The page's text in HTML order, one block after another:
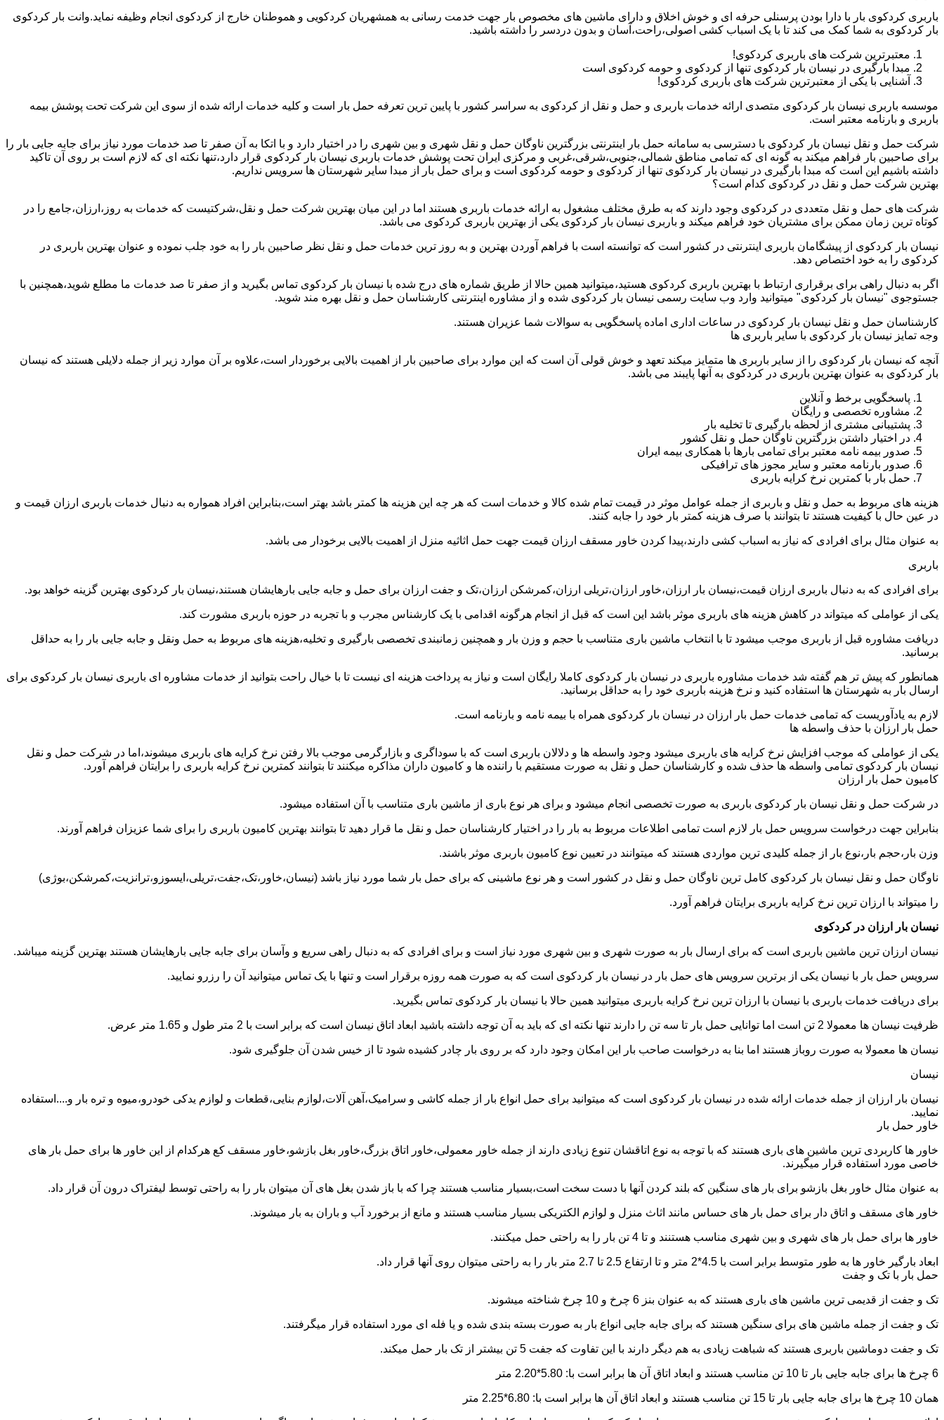
باربری کردکوی بار با دارا بودن پرسنلی حرفه ای و خوش اخلاق و دارای ماشین های مخصوص بار جهت خدمت رسانی به همشهریان کردکویی و هموطنان خارج از کردکوی انجام وظیفه نماید.وانت بار کردکوی
بار کردکوی به شما کمک می کند تا با یک اسباب کشی اصولی،راحت،آسان و بدون دردسر را داشته باشید.
معتبرترین شرکت های باربری کردکوی!
مبدا بارگیری در نیسان بار کردکوی تنها از کردکوی و حومه کردکوی است
آشنایی با یکی از معتبرترین شرکت های باربری کردکوی!
موسسه باربری نیسان بار کردکوی متصدی ارائه خدمات باربری و حمل و نقل از کردکوی به سراسر کشور با پایین ترین تعرفه حمل بار است و کلیه خدمات ارائه شده از سوی این شرکت تحت پوشش بیمه
باربری و بارنامه معتبر است.
شرکت حمل و نقل نیسان بار کردکوی با دسترسی به سامانه حمل بار اینترنتی بزرگترین ناوگان حمل و نقل شهری و بین شهری را در اختیار دارد و با اتکا به آن صفر تا صد خدمات مورد نیاز برای جابه جایی بار را
برای صاحبین بار فراهم میکند به گونه ای که تمامی مناطق شمالی،جنوبی،شرقی،غربی و مرکزی ایران تحت پوشش خدمات باربری نیسان بار کردکوی قرار دارد،تنها نکته ای که لازم است بر روی آن تاکید
داشته باشیم این است که مبدا بارگیری در نیسان بار کردکوی تنها از کردکوی و حومه کردکوی است و برای حمل بار از مبدا سایر شهرستان ها سرویس نداریم.
بهترین شرکت حمل و نقل در کردکوی کدام است؟
شرکت های حمل و نقل متعددی در کردکوی وجود دارند که به طرق مختلف مشغول به ارائه خدمات باربری هستند اما در این میان بهترین شرکت حمل و نقل،شرکتیست که خدمات به روز،ارزان،جامع را در
کوتاه ترین زمان ممکن برای مشتریان خود فراهم میکند و باربری نیسان بار کردکوی یکی از بهترین باربری کردکوی می باشد.
نیسان بار کردکوی از پیشگامان باربری اینترنتی در کشور است که توانسته است با فراهم آوردن بهترین و به روز ترین خدمات حمل و نقل نظر صاحبین بار را به خود جلب نموده و عنوان بهترین باربری در
کردکوی را به خود اختصاص دهد.
اگر به دنبال راهی برای برقراری ارتباط با بهترین باربری کردکوی هستید،میتوانید همین حالا از طریق شماره های درج شده با نیسان بار کردکوی تماس بگیرید و از صفر تا صد خدمات ما مطلع شوید،همچنین با
جستوجوی "نیسان بار کردکوی" میتوانید وارد وب سایت رسمی نیسان بار کردکوی شده و از مشاوره اینترنتی کارشناسان حمل و نقل بهره مند شوید.
کارشناسان حمل و نقل نیسان بار کردکوی در ساعات اداری اماده پاسخگویی به سوالات شما عزیران هستند.
وجه تمایز نیسان بار کردکوی با سایر باربری ها
آنچه که نیسان بار کردکوی را از سایر باربری ها متمایز میکند تعهد و خوش قولی آن است که این موارد برای صاحبین بار از اهمیت بالایی برخوردار است،علاوه بر آن موارد زیر از جمله دلایلی هستند که نیسان
بار کردکوی به عنوان بهترین باربری در کردکوی به آنها پایبند می باشد.
پاسخگویی برخط و آنلاین
مشاوره تخصصی و رایگان
پشتیبانی مشتری از لحظه بارگیری تا تخلیه بار
در اختیار داشتن بزرگترین ناوگان حمل و نقل کشور
صدور بیمه نامه معتبر برای تمامی بارها با همکاری بیمه ایران
صدور بارنامه معتبر و سایر مجوز های ترافیکی
حمل بار با کمترین نرخ کرایه باربری
هزینه های مربوط به حمل و نقل و باربری از جمله عوامل موثر در قیمت تمام شده کالا و خدمات است که هر چه این هزینه ها کمتر باشد بهتر است،بنابراین افراد همواره به دنبال خدمات باربری ارزان قیمت و
در عین حال با کیفیت هستند تا بتوانند با صرف هزینه کمتر بار خود را جابه کنند.
به عنوان مثال برای افرادی که نیاز به اسباب کشی دارند،پیدا کردن خاور مسقف ارزان قیمت جهت حمل اثاثیه منزل از اهمیت بالایی برخودار می باشد.
باربری
برای افرادی که به دنبال باربری ارزان قیمت،نیسان بار ارزان،خاور ارزان،تریلی ارزان،کمرشکن ارزان،تک و جفت ارزان برای حمل و جابه جایی بارهایشان هستند،نیسان بار کردکوی بهترین گزینه خواهد بود.
یکی از عواملی که میتواند در کاهش هزینه های باربری موثر باشد این است که قبل از انجام هرگونه اقدامی با یک کارشناس مجرب و با تجربه در حوزه باربری مشورت کند.
دریافت مشاوره قبل از باربری موجب میشود تا با انتخاب ماشین باری متناسب با حجم و وزن بار و همچنین زمانبندی تخصصی بارگیری و تخلیه،هزینه های مربوط به حمل ونقل و جابه جایی بار را به حداقل
برسانید.
همانطور که پیش تر هم گفته شد خدمات مشاوره باربری در نیسان بار کردکوی کاملا رایگان است و نیاز به پرداخت هزینه ای نیست تا با خیال راحت بتوانید از خدمات مشاوره ای باربری نیسان بار کردکوی برای
ارسال بار به شهرستان ها استفاده کنید و نرخ هزینه باربری خود را به حداقل برسانید.
لازم به یادآوریست که تمامی خدمات حمل بار ارزان در نیسان بار کردکوی همراه با بیمه نامه و بارنامه است.
حمل بار ارزان با حذف واسطه ها
یکی از عواملی که موجب افزایش نرخ کرایه های باربری میشود وجود واسطه ها و دلالان باربری است که با سوداگری و بازارگرمی موجب بالا رفتن نرخ کرایه های باربری میشوند،اما در شرکت حمل و نقل
نیسان بار کردکوی تمامی واسطه ها حذف شده و کارشناسان حمل و نقل به صورت مستقیم با راننده ها و کامیون داران مذاکره میکنند تا بتوانند کمترین نرخ کرایه باربری را برایتان فراهم آورد.
کامیون حمل بار ارزان
در شرکت حمل و نقل نیسان بار کردکوی باربری به صورت تخصصی انجام میشود و برای هر نوع باری از ماشین باری متناسب با آن استفاده میشود.
بنابراین جهت درخواست سرویس حمل بار لازم است تمامی اطلاعات مربوط به بار را در اختیار کارشناسان حمل و نقل ما قرار دهید تا بتوانند بهترین کامیون باربری را برای شما عزیزان فراهم آورند.
وزن بار،حجم بار،نوع بار از جمله کلیدی ترین مواردی هستند که میتوانند در تعیین نوع کامیون باربری موثر باشند.
ناوگان حمل و نقل نیسان بار کردکوی کامل ترین ناوگان حمل و نقل در کشور است و هر نوع ماشینی که برای حمل بار شما مورد نیاز باشد (نیسان،خاور،تک،جفت،تریلی،ایسوزو،ترانزیت،کمرشکن،بوژی)
را میتواند با ارزان ترین نرخ کرایه باربری برایتان فراهم آورد.
نیسان بار ارزان در کردکوی
نیسان ارزان ترین ماشین باربری است که برای ارسال بار به صورت شهری و بین شهری مورد نیاز است و برای افرادی که به دنبال راهی سریع و وآسان برای جابه جایی بارهایشان هستند بهترین گزینه میباشد.
سرویس حمل بار با نیسان یکی از برترین سرویس های حمل بار در نیسان بار کردکوی است که به صورت همه روزه برقرار است و تنها با یک تماس میتوانید آن را رزرو نمایید.
برای دریافت خدمات باربری با نیسان با ارزان ترین نرخ کرایه باربری میتوانید همین حالا با نیسان بار کردکوی تماس بگیرید.
ظرفیت نیسان ها معمولا 2 تن است اما توانایی حمل بار تا سه تن را دارند تنها نکته ای که باید به آن توجه داشته باشید ابعاد اتاق نیسان است که برابر است با 2 متر طول و 1.65 متر عرض.
نیسان ها معمولا به صورت روباز هستند اما بنا به درخواست صاحب بار این امکان وجود دارد که بر روی بار چادر کشیده شود تا از خیس شدن آن جلوگیری شود.
نیسان
نیسان بار ارزان از جمله خدمات ارائه شده در نیسان بار کردکوی است که میتوانید برای حمل انواع بار از جمله کاشی و سرامیک،آهن آلات،لوازم بنایی،قطعات و لوازم یدکی خودرو،میوه و تره بار و....استفاده
نمایید.
خاور حمل بار
خاور ها کاربردی ترین ماشین های باری هستند که با توجه به نوع اتاقشان تنوع زیادی دارند از جمله خاور معمولی،خاور اتاق بزرگ،خاور بغل بازشو،خاور مسقف کع هرکدام از این خاور ها برای حمل بار های
خاصی مورد استفاده قرار میگیرند.
به عنوان مثال خاور بغل بازشو برای بار های سنگین که بلند کردن آنها با دست سخت است،بسیار مناسب هستند چرا که با باز شدن بغل های آن میتوان بار را به راحتی توسط لیفتراک درون آن قرار داد.
خاور های مسقف و اتاق دار برای حمل بار های حساس مانند اثاث منزل و لوازم الکتریکی بسیار مناسب هستند و مانع از برخورد آب و باران به بار میشوند.
خاور ها برای حمل بار های شهری و بین شهری مناسب هستنند و تا 4 تن بار را به راحتی حمل میکنند.
ابعاد بارگیر خاور ها به طور متوسط برابر است با 4.5*2 متر و تا ارتفاع 2.5 تا 2.7 متر بار را به راحتی میتوان روی آنها قرار داد.
حمل بار با تک و جفت
تک و جفت از قدیمی ترین ماشین های باری هستند که به عنوان بنز 6 چرخ و 10 چرخ شناخته میشوند.
تک و جفت از جمله ماشین های برای سنگین هستند که برای جابه جایی انواع بار به صورت بسته بندی شده و یا فله ای مورد استفاده قرار میگرفتند.
تک و جفت دوماشین باربری هستند که شباهت زیادی به هم دیگر دارند با این تفاوت که جفت 5 تن بیشتر از تک بار حمل میکند.
6 چرخ ها برای جابه جایی بار تا 10 تن مناسب هستند و ابعاد اتاق آن ها برابر است با: 5.80*2.20 متر
همان 10 چرخ ها برای جابه جایی بار تا 15 تن مناسب هستند و ابعاد اتاق آن ها برابر است با: 6.80*2.25 متر